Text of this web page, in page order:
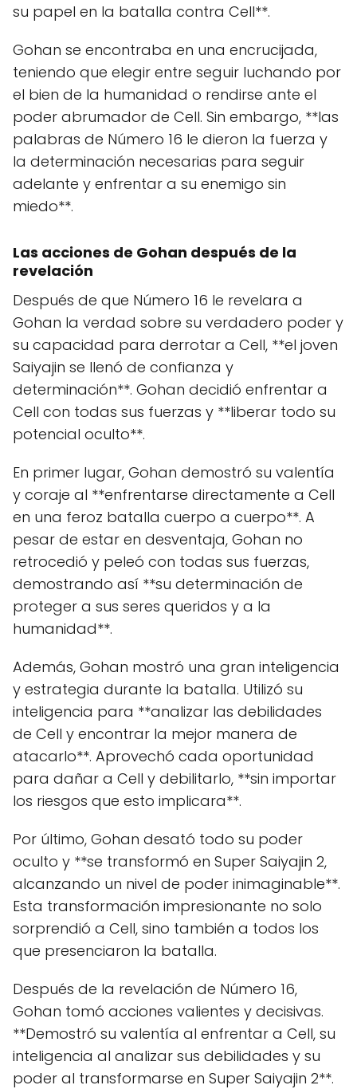
su papel en la batalla contra Cell**.
Gohan se encontraba en una encrucijada,
teniendo que elegir entre seguir luchando por
el bien de la humanidad o rendirse ante el
poder abrumador de Cell. Sin embargo, **las
palabras de Número 16 le dieron la fuerza y ​​
la determinación necesarias para seguir
adelante y enfrentar a su enemigo sin
miedo**.
Las acciones de Gohan después de la
revelación
Después de que Número 16 le revelara a
Gohan la verdad sobre su verdadero poder y
su capacidad para derrotar a Cell, **el joven
Saiyajin se llenó de confianza y
determinación**. Gohan decidió enfrentar a
Cell con todas sus fuerzas y **liberar todo su
potencial oculto**.
En primer lugar, Gohan demostró su valentía
y coraje al **enfrentarse directamente a Cell
en una feroz batalla cuerpo a cuerpo**. A
pesar de estar en desventaja, Gohan no
retrocedió y peleó con todas sus fuerzas,
demostrando así **su determinación de
proteger a sus seres queridos y a la
humanidad**.
Además, Gohan mostró una gran inteligencia
y estrategia durante la batalla. Utilizó su
inteligencia para **analizar las debilidades
de Cell y encontrar la mejor manera de
atacarlo**. Aprovechó cada oportunidad
para dañar a Cell y debilitarlo, **sin importar
los riesgos que esto implicara**.
Por último, Gohan desató todo su poder
oculto y **se transformó en Super Saiyajin 2,
alcanzando un nivel de poder inimaginable**.
Esta transformación impresionante no solo
sorprendió a Cell, sino también a todos los
que presenciaron la batalla.
Después de la revelación de Número 16,
Gohan tomó acciones valientes y decisivas.
**Demostró su valentía al enfrentar a Cell, su
inteligencia al analizar sus debilidades y su
poder al transformarse en Super Saiyajin 2**.